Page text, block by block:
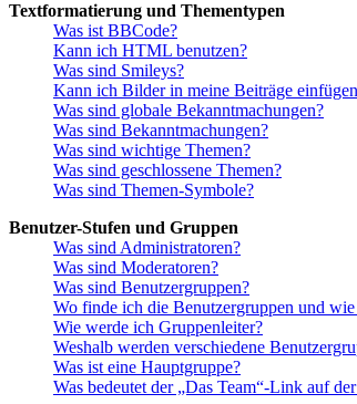
Textformatierung und Thementypen
Was ist BBCode?
Kann ich HTML benutzen?
Was sind Smileys?
Kann ich Bilder in meine Beiträge
Was sind globale Bekanntmachungen?
Was sind Bekanntmachungen?
Was sind wichtige Themen?
Was sind geschlossene Themen?
Was sind Themen-Symbole?
Benutzer-Stufen und Gruppen
Was sind Administratoren?
Was sind Moderatoren?
Was sind Benutzergruppen?
Wo finde ich die Benutzergruppen und
Wie werde ich Gruppenleiter?
Weshalb werden verschiedene
Was ist eine Hauptgruppe?
Was bedeutet der „Das Team“-Link auf